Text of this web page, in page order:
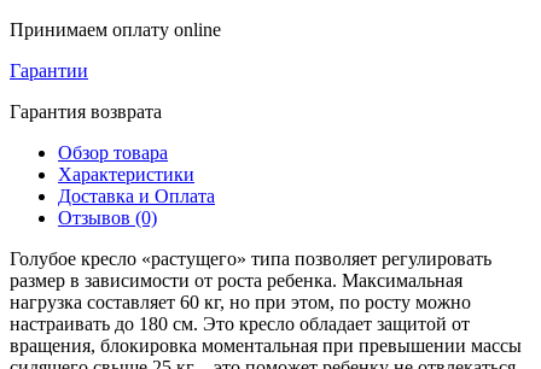
Принимаем оплату online
Гарантии
Гарантия возврата
Обзор товара
Характеристики
Доставка и Оплата
Отзывов (0)
Голубое кресло «растущего» типа позволяет регулировать
размер в зависимости от роста ребенка. Максимальная
нагрузка составляет 60 кг, но при этом, по росту можно
настраивать до 180 см. Это кресло обладает защитой от
вращения, блокировка моментальная при превышении массы